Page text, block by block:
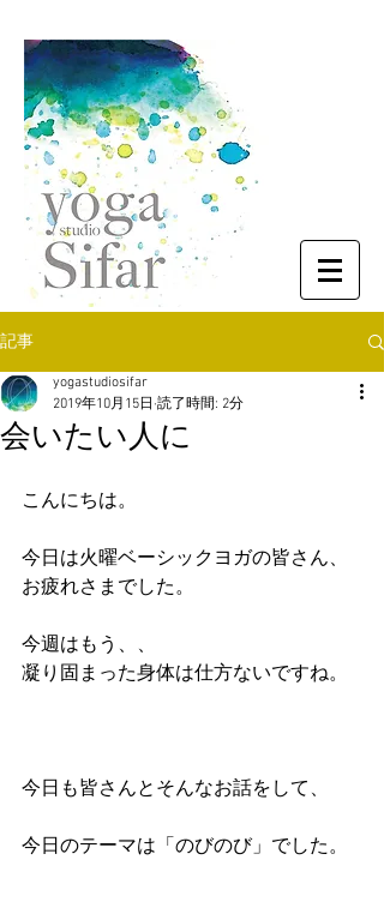
記事
会いたい人に
yogastudiosifar
2019年10月15日 読了時間: 2分
こんにちは。
今日は火曜ベーシックヨガの皆さん、
お疲れさまでした。
今週はもう、、
凝り固まった身体は仕方ないですね。
今日も皆さんとそんなお話をして、
今日のテーマは「のびのび」でした。